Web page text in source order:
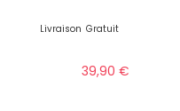
Livraison Gratuit
39,90€